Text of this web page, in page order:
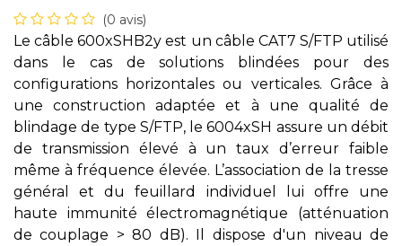
(0 avis)
Le câble 600xSHB2y est un câble CAT7 S/FTP utilisé
dans le cas de solutions blindées pour des
configurations horizontales ou verticales. Grâce à
une construction adaptée et à une qualité de
blindage de type S/FTP, le 6004xSH assure un débit
de transmission élevé à un taux d’erreur faible
même à fréquence élevée. L’association de la tresse
général et du feuillard individuel lui offre une
haute immunité électromagnétique (atténuation
de couplage > 80 dB). Il dispose d'un niveau de